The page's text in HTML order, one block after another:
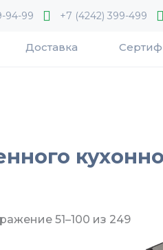
94-99 +7 (4242) 399-499
Доставка
51–100 из 249